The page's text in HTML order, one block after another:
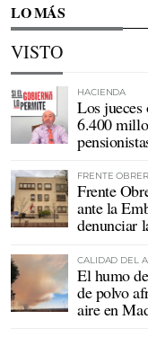
LO MÁS
VISTO
HACIENDA
Los jueces
6.400
FRENTE
Frente
ante la
denunciar
CALIDAD DEL
El humo
de polvo
aire en